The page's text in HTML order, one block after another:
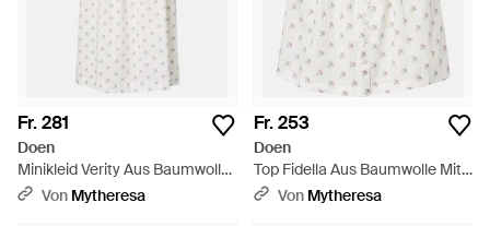
Fr. 281
Doen
Minikleid Verity Aus Baumwolle
- Weiß
Von Mytheresa
Fr. 253
Doen
Top Fidella Aus Baumwolle Mit
Floraler Spitze - Weiß
Von Mytheresa